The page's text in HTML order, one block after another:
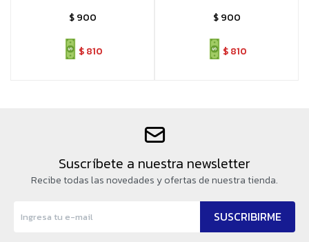
$ 900
$810
$ 900
$810
Suscríbete a nuestra newsletter
Recibe todas las novedades y ofertas de nuestra tienda.
SUSCRIBIRME